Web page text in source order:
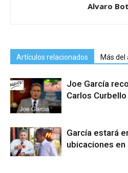
Alvaro
Artículos relacionados Más del
Joe García
Carlos Curbello
García estará
ubicaciones